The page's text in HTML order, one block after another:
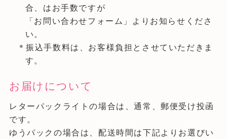
合、はお手数ですが
「お問い合わせフォーム」よりお知らせくださ
い。
＊振込手数料は、お客様負担とさせていただきま
す。
お届けについて
レターパックライトの場合は、通常、郵便受け投函
です。
ゆうパックの場合は、配送時間は下記よりお選びい